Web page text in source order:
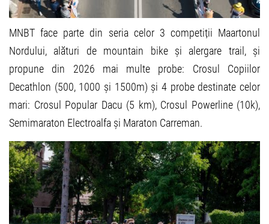
MNBT face parte din seria celor 3 competiții Maartonul
Nordului, alături de mountain bike și alergare trail, și
propune din 2026 mai multe probe: Crosul Copiilor
Decathlon (500, 1000 și 1500m) și 4 probe destinate celor
mari: Crosul Popular Dacu (5 km), Crosul Powerline (10k),
Semimaraton Electroalfa și Maraton Carreman.